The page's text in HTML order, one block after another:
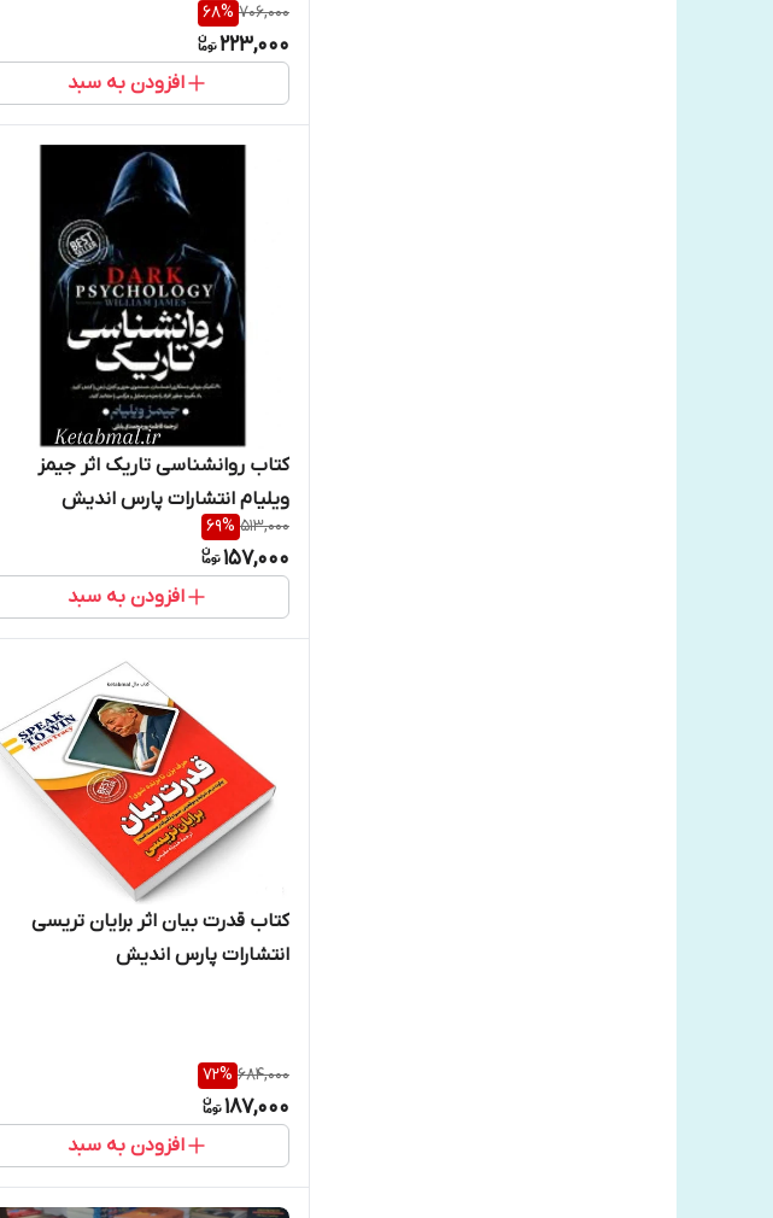
706,000
68%
223,000
افزودن به سبد
کتاب روانشناسی تاریک اثر جیمز
ویلیام انتشارات پارس اندیش
513,000
69%
157,000
افزودن به سبد
کتاب قدرت بیان اثر برایان تریسی
انتشارات پارس اندیش
684,000
72%
187,000
افزودن به سبد